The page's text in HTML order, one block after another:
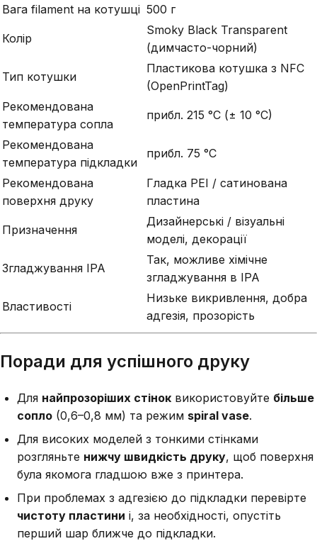
Вага filament на котушці 500 г
Колір
Smoky Black Transparent
(димчасто-чорний)
Тип котушки
Пластикова котушка з NFC
(OpenPrintTag)
Рекомендована
температура сопла
прибл. 215 °C (± 10 °C)
Рекомендована
температура підкладки
прибл. 75 °C
Рекомендована
поверхня друку
Гладка PEI / сатинована
пластина
Призначення
Дизайнерські / візуальні
моделі, декорації
Згладжування IPA
Так, можливе хімічне
згладжування в IPA
Властивості
Низьке викривлення, добра
адгезія, прозорість
Поради для успішного друку
Для найпрозоріших стінок використовуйте більше
сопло (0,6–0,8 мм) та режим spiral vase.
Для високих моделей з тонкими стінками
розгляньте нижчу швидкість друку, щоб поверхня
була якомога гладшою вже з принтера.
При проблемах з адгезією до підкладки перевірте
чистоту пластини і, за необхідності, опустіть
перший шар ближче до підкладки.